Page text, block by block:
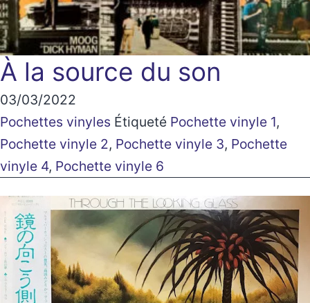
À la source du son
03/03/2022
Pochettes vinyles Étiqueté Pochette vinyle 1,
Pochette vinyle 2, Pochette vinyle 3, Pochette
vinyle 4, Pochette vinyle 6